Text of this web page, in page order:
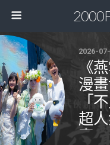
2026-
《
漫
「
超
喜！